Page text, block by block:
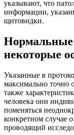
указывают, что
информации,
щитовидки.
некоторые
Указанные в
максимально точно
также
человека они
поменяться
конкретном случае
проводящий